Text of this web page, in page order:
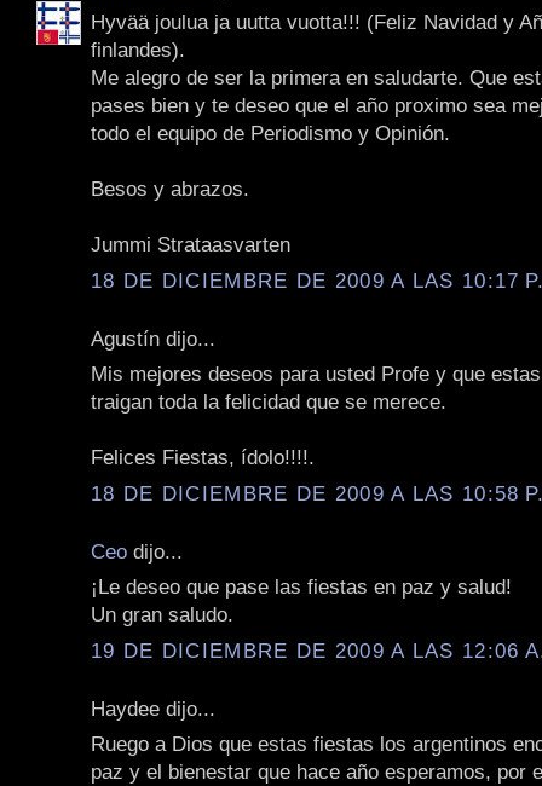
Hyvää joulua ja uutta vuotta!!! (Feliz Navidad y
finlandes).
Me alegro de ser la primera en saludarte. Que
pases bien y te deseo que el año proximo sea
todo el equipo de Periodismo y Opinión.
Besos y abrazos.
Jummi Strataasvarten
18 DE DICIEMBRE DE 2009 A LAS 10:17
Agustín dijo...
Mis mejores deseos para usted Profe y que
traigan toda la felicidad que se merece.
Felices Fiestas, ídolo!!!!.
18 DE DICIEMBRE DE 2009 A LAS 10:58
Ceo dijo...
¡Le deseo que pase las fiestas en paz y salud!
Un gran saludo.
19 DE DICIEMBRE DE 2009 A LAS 12:06
Haydee dijo...
Ruego a Dios que estas fiestas los argentinos
paz y el bienestar que hace año esperamos, por